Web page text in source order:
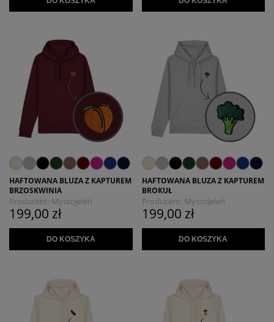
HAFTOWANA BLUZA Z KAPTUREM
BRZOSKWINIA
Producent: Myszojeleń
199,00 zł
DO KOSZYKA
HAFTOWANA BLUZA Z KAPTUREM
BROKUŁ
Producent: Myszojeleń
199,00 zł
DO KOSZYKA